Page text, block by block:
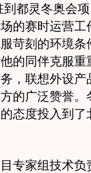
都灵冬奥会项
的赛时运营工
苛刻的环境条
的同伴克服重
，联想外设产
的广泛赞誉。
态度投入到了
家组技术负